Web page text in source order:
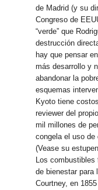
de Madrid (y su
Congreso de
“verde” que
destrucción
hay que pensar
más desarrollo y
abandonar la
esquemas
Kyoto tiene
reviewer del
mil millones de
congela el uso
(Vease su
Los
de bienestar para
Courtney, en